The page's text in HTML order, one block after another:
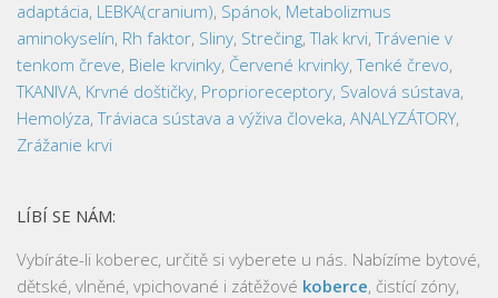
adaptácia, LEBKA(cranium), Spánok, Metabolizmus
aminokyselín, Rh faktor, Sliny, Strečing,Tlak krvi,Trávenie v
tenkom čreve, Biele krvinky, Červené krvinky,Tenké črevo,
TKANIVA, Krvné doštičky, Proprioreceptory, Svalová sústava,
Hemolýza,Tráviaca sústava a výživa človeka, ANALYZÁTORY,
Zrážanie krvi
LÍBÍ SE NÁM:
Vybíráte-li koberec, určitě si vyberete u nás. Nabízíme bytové,
dětské, vlněné, vpichované i zátěžové koberce, čistící zóny,